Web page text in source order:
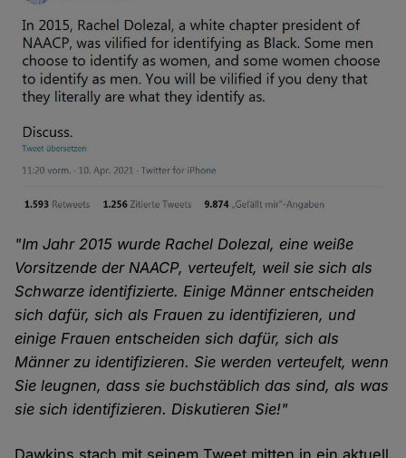
"Im Jahr 2015 wurde Rachel Dolezal, eine weiße
Vorsitzende der NAACP, verteufelt, weil sie sich als
Schwarze identifizierte. Einige Männer entscheiden
sich dafür, sich als Frauen zu identifizieren, und
einige Frauen entscheiden sich dafür, sich als
Männer zu identifizieren. Sie werden verteufelt, wenn
Sie leugnen, dass sie buchstäblich das sind, als was
sie sich identifizieren. Diskutieren Sie!"
Dawkins stach mit seinem Tweet mitten in ein aktuell